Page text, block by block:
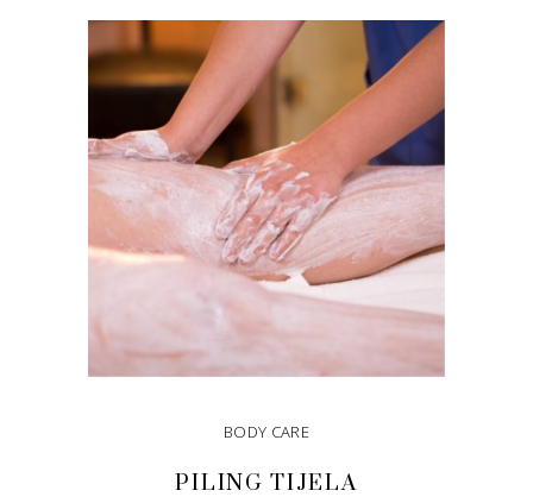
DODAJ U KORPU
BODY CARE
PILING TIJELA